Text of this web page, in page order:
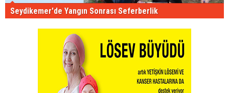
Seydikemer'de Yangın Sonrası Seferberlik